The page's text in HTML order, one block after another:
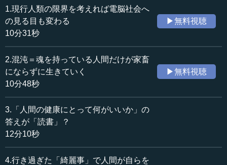
で魂を持つ人だけが家畜にならずに生きていくのである。
（全9話中第2話）
※インタビュアー：神藏孝之（テンミニッツTV論説主幹）
追加日：2023年9月22日
カテゴリー：
哲学・思想
≪全文≫
●「いいところ」と「悪いところ」の分担は？
執行 われわれは今、ホモ・サピエンスの頂点の文明とし
学を掲げています。これを現行人類が達成できるかできな
いかというと、結論から言えば、まず絶対できません。
―― なるほど。絶対できないと。
1.現行人類の限界を考えれば電脳社会へ
の見る目も変わる
10分31秒
▶無料視聴
2.混沌＝魂を持っている人間だけが家畜
にならずに生きていく
10分48秒
▶無料視聴
3.「人間の健康にとって何がいいか」の
答えが「読書」？
12分10秒
4.行き過ぎた「綺麗事」で人間が自らを